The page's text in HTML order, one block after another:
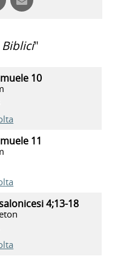
"
10
11
4;13-18